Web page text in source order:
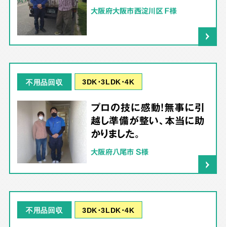
大阪府大阪市西淀川区 F様
不用品回収 3DK･3LDK･4K
プロの技に感動！無事に引
越し準備が整い、本当に助
かりました。
大阪府八尾市 S様
不用品回収 3DK･3LDK･4K